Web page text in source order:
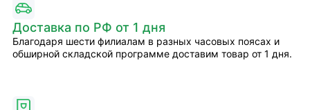
Доставка по РФ от 1 дня
Благодаря шести филиалам в разных часовых поясах и
обширной складской программе доставим товар от 1 дня.